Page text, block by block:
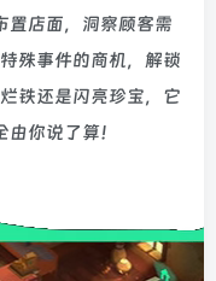
置店面，洞察顾客需
殊事件的商机，解锁
铁还是闪亮珍宝，它
你说了算！